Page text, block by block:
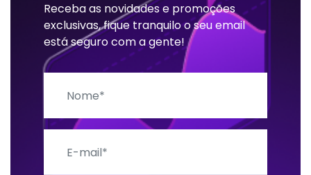
Receba as novidades e promoções
exclusivas, fique tranquilo o seu email
está seguro com a gente!